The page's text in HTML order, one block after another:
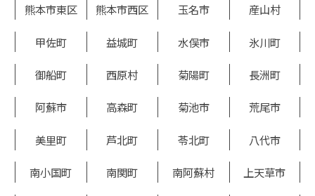
熊本市東区 熊本市西区 玉名市 産山村
甲佐町 益城町 水俣市 氷川町
御船町 西原村 菊陽町 長洲町
阿蘇市 高森町 菊池市 荒尾市
美里町 芦北町 苓北町 八代市
南小国町 南関町 南阿蘇村 上天草市